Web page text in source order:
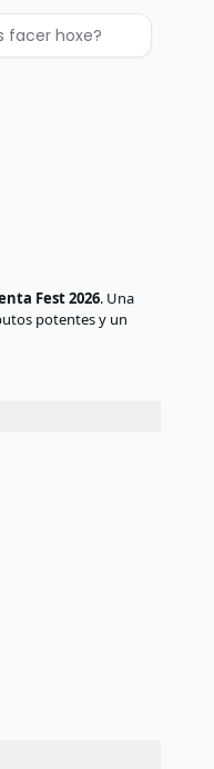
Fest 2026. Una
potentes y un